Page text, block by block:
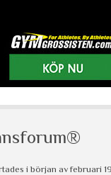
i början av februari